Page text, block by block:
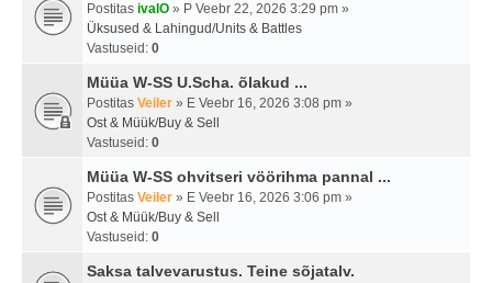
Postitas ivalO » P Veebr 22, 2026 3:29 pm »
Üksused & Lahingud/Units & Battles
Vastuseid: 0
Müüa W-SS U.Scha. õlakud ...
Postitas Veiler » E Veebr 16, 2026 3:08 pm »
Ost & Müük/Buy & Sell
Vastuseid: 0
Müüa W-SS ohvitseri vöörihma pannal ...
Postitas Veiler » E Veebr 16, 2026 3:06 pm »
Ost & Müük/Buy & Sell
Vastuseid: 0
Saksa talvevarustus. Teine sõjatalv.